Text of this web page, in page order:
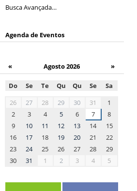
Busca Avançada…
Agenda de Eventos
« Agosto 2026 »
Do Se Te Qu Qu Se
Sa
26
27 28 29 30 31
1
2
3 4 5 6 7
8
9
10 11 12 13 14
15
16
17 18 19 20 21
22
23
24 25 26 27 28
29
30
31 1 2 3 4 5